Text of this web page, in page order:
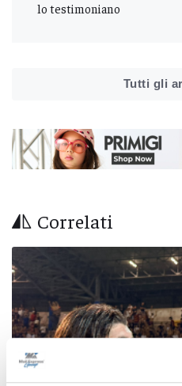
lo testimoniano
Tutti gli
Correlati